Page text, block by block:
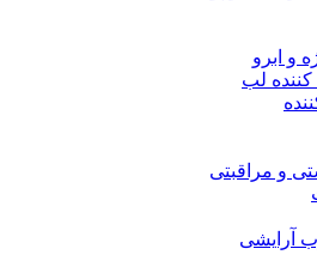
و ابرو
لب
و مراقبتی
آرایشی